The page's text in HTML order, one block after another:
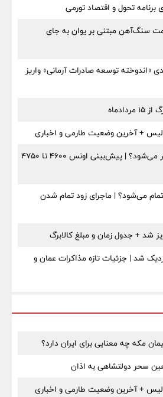
برنامه تحول و اقتصاد تورمی
سنگ‌آهن مبتنی بر یوان به جای
۲۷.۷ درصدی «اندوخته توسعه صادرات آرمانی» واریز
+ آخرین وضعیت طارمی و اخباری
قیمت طلا دوباره منفجر می‌شود؟ | پیش‌بینی اونس ۴۶۰۰ تا ۴۷۵۰
می‌شود؟ | ماجرای زود تمام شدن
شد | جزئیات تازه مذاکرات عمان و
مکه چه معنایی برای ایران دارد؟
سحر دولتشاهی به اذان
+ آخرین وضعیت طارمی و اخباری